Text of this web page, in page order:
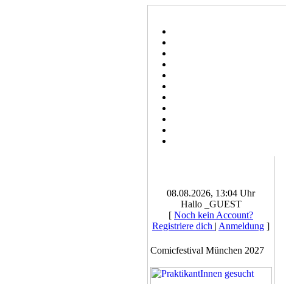
08.08.2026, 13:04 Uhr
Hallo _GUEST
[ Noch kein Account?
Registriere dich | Anmeldung ]
Comicfestival München 2027